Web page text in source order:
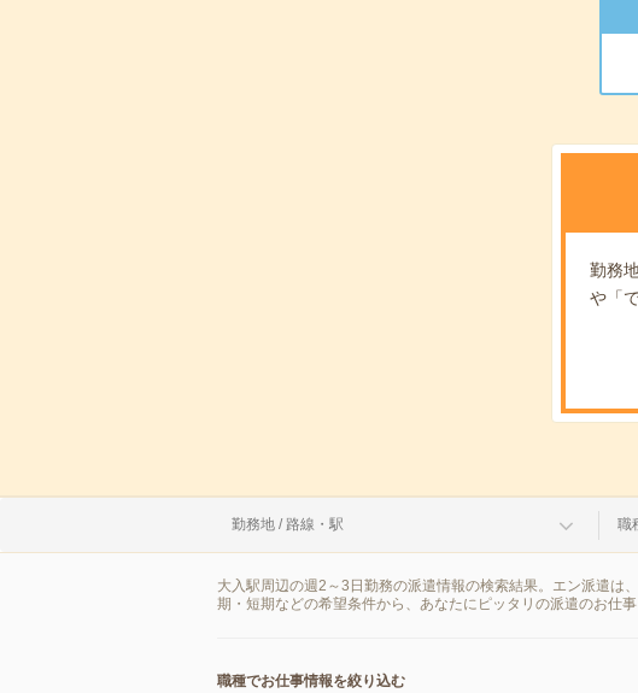
勤務
や「
勤務地 / 路線・駅 職
大入駅周辺の週2～3日勤務の派遣情報の検索結果。エン派遣は
期・短期などの希望条件から、あなたにピッタリの派遣のお仕事
職種でお仕事情報を絞り込む